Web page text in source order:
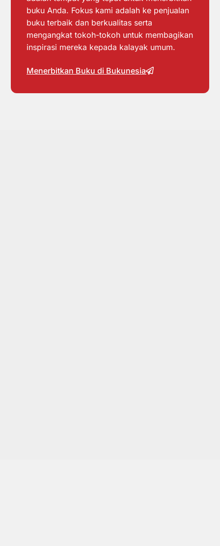
buku Anda. Fokus kami adalah ke penjualan
buku terbaik dan berkualitas serta
mengangkat tokoh-tokoh untuk membagikan
inspirasi mereka kepada kalayak umum.
Menerbitkan Buku di Bukunesia